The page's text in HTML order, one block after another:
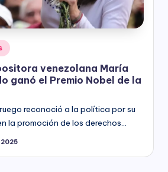
venezolana María
ganó el Premio Nobel de la
reconoció a la política por su
la promoción de los derechos…